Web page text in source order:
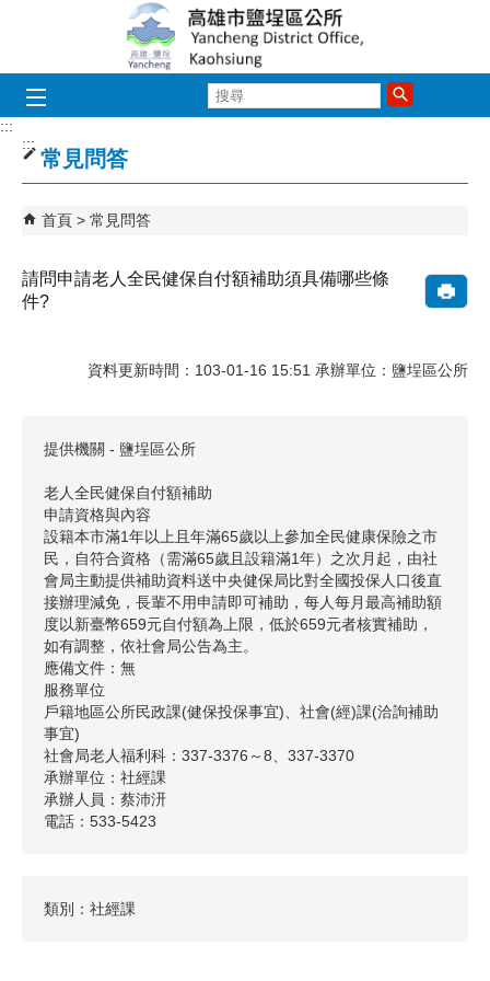
跳到主要內容區塊
尋
:::
:::
常見問答
首頁 常見問答
請問申請老人全民健保自付額補助須具備哪些條
件?
資料更新時間：103-01-16 15:51 承辦單位：鹽埕區公所
提供機關 - 鹽埕區公所
老人全民健保自付額補助
申請資格與內容
設籍本市滿1年以上且年滿65歲以上參加全民健康保險之市
民，自符合資格（需滿65歲且設籍滿1年）之次月起，由社
會局主動提供補助資料送中央健保局比對全國投保人口後直
接辦理減免，長輩不用申請即可補助，每人每月最高補助額
度以新臺幣659元自付額為上限，低於659元者核實補助，
如有調整，依社會局公告為主。
應備文件：無
服務單位
戶籍地區公所民政課(健保投保事宜)、社會(經)課(洽詢補助
事宜)
社會局老人福利科：337-3376～8、337-3370
承辦單位：社經課
承辦人員：蔡沛汧
電話：533-5423
類別：社經課